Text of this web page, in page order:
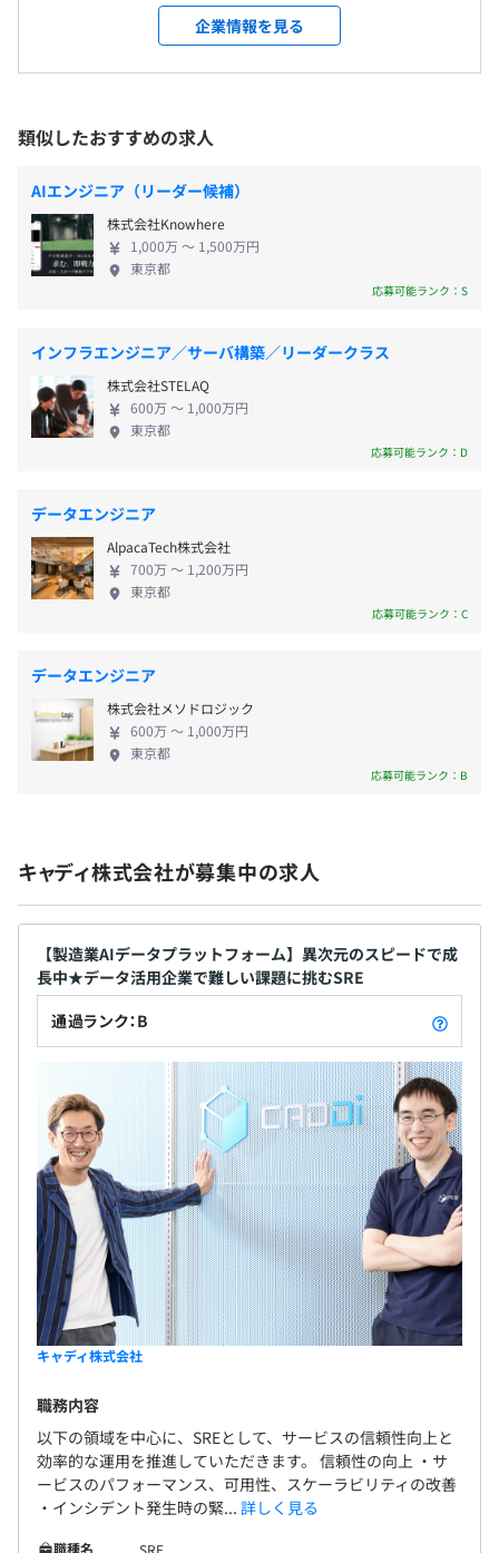
AI解析とデータを活用し見積業務と調達活動の改善・進化
体の改善に貢献するアプリケーションです。
・複数の勉強会を定期開催
・書籍購⼊費全額負担
希望スペックのPC・ディスプレイ⽀給いたします。
スクラム、ドメイン駆動設計
Terraform、Kubernetes、Datadog
BigQuery、PyTorch
【開発組織について】
「各チームの裁量とスピード感の担保」と「チーム横断で
の標準化による全体最適」の両立を目指し、チームトポロ
ジーの考え方を取り入れた組織設計をおこなっています。
開発メンバーのうち2割は海外（アジア、ヨーロッパ、北
米など）出身メンバーです。一部チームでは英語をメイン
としたコミュニケーションがおこなわれていたり、重要な
会議は日本語／英語両方で開催するなど、多国籍なメンバ
ーが活躍できる組織づくりに挑戦しています。
【開発環境】
■バックエンド：Rust（axum）、TypeScript、
Node.js（Express、Fastify、NestJS）
■機械学習・アルゴリズム：Rust、Python、OpenCV、
PyTorch、TorchServe、Elasticsearch、Vertex AI
■インフラ：Google Cloud、Google Kubernetes
Engine、Anthos Service Mesh、Istio、Cloudflare、Argo
・出社を希望される場合、いつでもオフィスを使っていた
だくことも可能です。
＜雇入時＞
＜変更範囲＞
会社の定める場所（テレワークをおこなう場所を含む）
受動喫煙防止措置に関する事項
JR「浅草橋駅」西口から徒歩2分、「馬喰町駅」から徒歩
8分
■完全週休2日制（土日祝）
■慶弔休暇
暇取得可）
■結婚、出産時の特別休暇
■看護・介護休暇（年間4日間まで）※ペットも対象
■リフレッシュ休暇（勤続5年ごとに連続5日）
■交通費実費支給（⽉3万円まで※遠方在住者は月6万円
まで）
■子ども手当（18歳未満のお子様の扶養1人あたり月1.5
ストックオプション制度あり
原則年2回
無期雇用
原則3カ月（条件などの変更はありません）
企業情報を見る
類似したおすすめの求人
AIエンジニア（リーダー候補）
株式会社Knowhere
1,000万 〜 1,500万円
東京都
応募可能ランク：S
インフラエンジニア／サーバ構築／リーダークラス
株式会社STELAQ
600万 〜 1,000万円
東京都
応募可能ランク：D
データエンジニア
AlpacaTech株式会社
700万 〜 1,200万円
東京都
応募可能ランク：C
データエンジニア
株式会社メソドロジック
600万 〜 1,000万円
東京都
応募可能ランク：B
キャディ株式会社が募集中の求人
【製造業AIデータプラットフォーム】異次元のスピードで成
長中★データ活用企業で難しい課題に挑むSRE
通過ランク：B
キャディ株式会社
職務内容
以下の領域を中心に、SREとして、サービスの信頼性向上と
効率的な運用を推進していただきます。 信頼性の向上 ・サ
ービスのパフォーマンス、可用性、スケーラビリティの改善
・インシデント発生時の緊... 詳しく見る
職種名 SRE